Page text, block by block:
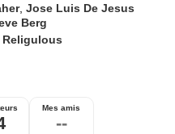
,Jose Luis De Jesus
Berg
Religulous
Mes amis
--